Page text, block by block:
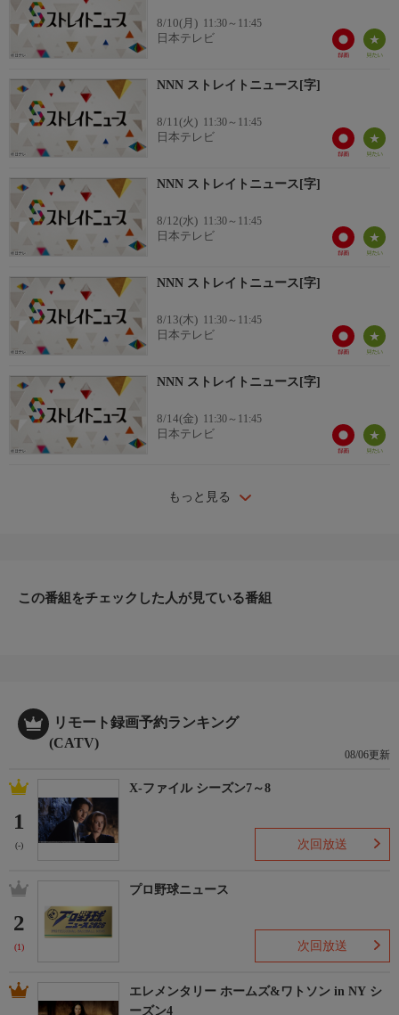
8/10(月) 11:30～11:45
日本テレビ
NNN ストレイトニュース[字]
8/11(火) 11:30～11:45
日本テレビ
NNN ストレイトニュース[字]
8/12(水) 11:30～11:45
日本テレビ
NNN ストレイトニュース[字]
8/13(木) 11:30～11:45
日本テレビ
NNN ストレイトニュース[字]
8/14(金) 11:30～11:45
日本テレビ
もっと見る
この番組をチェックした人が見ている番組
リモート録画予約ランキング
(CATV)
08/06更新
1
(-)
X-ファイル シーズン7～8
次回放送
2
(1)
プロ野球ニュース
次回放送
エレメンタリー ホームズ&ワトソン in NY シ
ーズン4